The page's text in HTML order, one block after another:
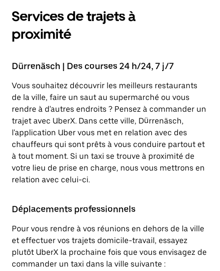
Services de trajets à
proximité
Dürrenäsch | Des courses 24 h/24, 7 j/7
Vous souhaitez découvrir les meilleurs restaurants
de la ville, faire un saut au supermarché ou vous
rendre à d'autres endroits ? Pensez à commander un
trajet avec UberX. Dans cette ville, Dürrenäsch,
l'application Uber vous met en relation avec des
chauffeurs qui sont prêts à vous conduire partout et
à tout moment. Si un taxi se trouve à proximité de
votre lieu de prise en charge, nous vous mettrons en
relation avec celui-ci.
Déplacements professionnels
Pour vous rendre à vos réunions en dehors de la ville
et effectuer vos trajets domicile-travail, essayez
plutôt UberX la prochaine fois que vous envisagez de
commander un taxi dans la ville suivante :